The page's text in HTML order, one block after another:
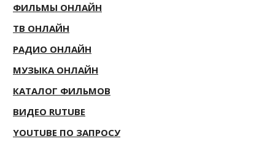
ФИЛЬМЫ ОНЛАЙН
ТВ ОНЛАЙН
РАДИО ОНЛАЙН
МУЗЫКА ОНЛАЙН
КАТАЛОГ ФИЛЬМОВ
ВИДЕО RUTUBE
YOUTUBE ПО ЗАПРОСУ